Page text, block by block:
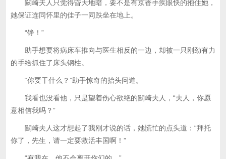
闗崎夫人只觉得昏天地暗，要不是有京香手疾眼快的抱住她，
她保证连同怀里的佳子一同跌坐在地上。
“铮！”
助手想要将病床车推向与医生相反的一边，却被一只刚劲有力
的手给抓住了床头钢柱。
“你要干什么？”助手惊奇的抬头问道。
我看也没看他，只是望着伤心欲绝的闗崎夫人，“夫人，你愿
意相信我吗？”
闗崎夫人这才想起了我刚才说的话，她慌忙的点头道：“拜托
你了，先生，请一定要救活丰国啊！”